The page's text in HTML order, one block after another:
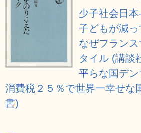
少子社会日
子どもが減
なぜフラン
タイル (講談
平らな国デ
消費税２５％で世界一幸せな
書)